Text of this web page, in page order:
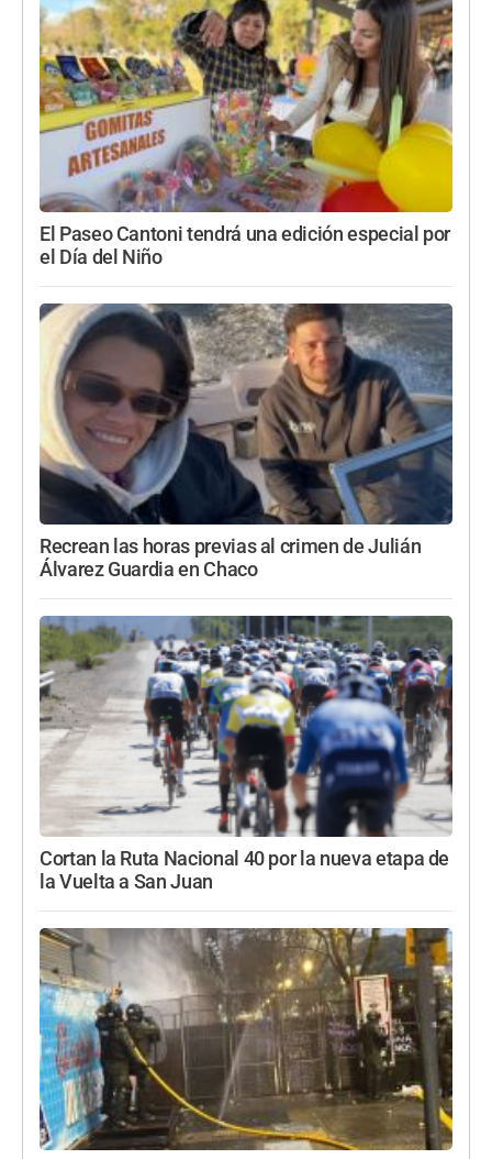
El Paseo Cantoni tendrá una edición especial por
el Día del Niño
Recrean las horas previas al crimen de Julián
Álvarez Guardia en Chaco
Cortan la Ruta Nacional 40 por la nueva etapa de
la Vuelta a San Juan